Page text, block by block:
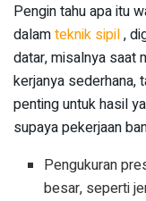
Pengin tahu apa itu
dalamteknik sipil,
datar, misalnya saat
kerjanya sederhana,
penting untuk hasil
supaya pekerjaan
Pengukuran
besar, seperti